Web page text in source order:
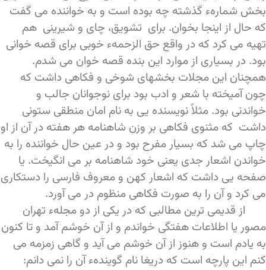
بخش شمارهء گذشته چه بوده است و به خواننده می گفت
که حال از اینجا بخوان. برای تشویق، چای و شیرینی هم
تهیه می کرد که در واقع حق الزحمهء خوبی برای قصه خوانی
بود. در بسیاری از موارد این بنده قصه خوان می شدم.
همچنان این مجلات بخشهای شوخی و فکاهی داشت که
چون آمیخته با شعر و ادب بود برای نوجوانان جالب و
خواندنی بود. مثلاً نویسنده یی به نام امان منطقی ستونی
داشت که مثنوی فکاهی بر وزن شاهنامه هر هفته در آن از او
چاپ می شد که بسیار مفرح بود و در عین حال خواننده را به
خواندن اشعار جدی یعنی خود شاهنامه بر می انگیخت. یا
صفحه یی داشت که اشعار کهن و معروف فارسی را دستکاری
می کرد و آن را به صورت فکاهی منظوم در می آورد.
از قدیمی ترین مطالبی که در یکی از دو مجلهء تهران
مصور یا اطلاعات هفتگی خواندم و از آن خوشم آمد و تا کنون
به یادم است و هنوز از آن خوشم می آید و گاهی زمزمه می
کنم این پارچه است که دریغا نام گویندهء آن را نمی دانم: